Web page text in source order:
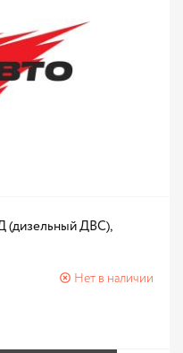
(дизельный ДВС),
Нет в наличии